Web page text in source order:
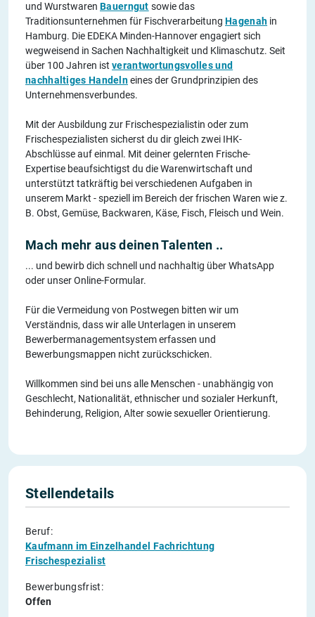
und Wurstwaren Bauerngut sowie das
Traditionsunternehmen für Fischverarbeitung Hagenah in
Hamburg. Die EDEKA Minden-Hannover engagiert sich
wegweisend in Sachen Nachhaltigkeit und Klimaschutz. Seit
über 100 Jahren ist verantwortungsvolles und
nachhaltiges Handelneines der Grundprinzipien des
Unternehmensverbundes.
Mit der Ausbildung zur Frischespezialistin oder zum
Frischespezialisten sicherst du dir gleich zwei IHK-
Abschlüsse auf einmal. Mit deiner gelernten Frische-
Expertise beaufsichtigst du die Warenwirtschaft und
unterstützt tatkräftig bei verschiedenen Aufgaben in
unserem Markt - speziell im Bereich der frischen Waren wie z.
B. Obst, Gemüse, Backwaren, Käse, Fisch, Fleisch und Wein.
Mach mehr aus deinen Talenten ..
... und bewirb dich schnell und nachhaltig über WhatsApp
oder unser Online-Formular.
Für die Vermeidung von Postwegen bitten wir um
Verständnis, dass wir alle Unterlagen in unserem
Bewerbermanagementsystem erfassen und
Bewerbungsmappen nicht zurückschicken.
Willkommen sind bei uns alle Menschen - unabhängig von
Geschlecht, Nationalität, ethnischer und sozialer Herkunft,
Behinderung, Religion, Alter sowie sexueller Orientierung.
Stellendetails
Beruf:
Kaufmann im Einzelhandel Fachrichtung
Frischespezialist
Bewerbungsfrist:
Offen